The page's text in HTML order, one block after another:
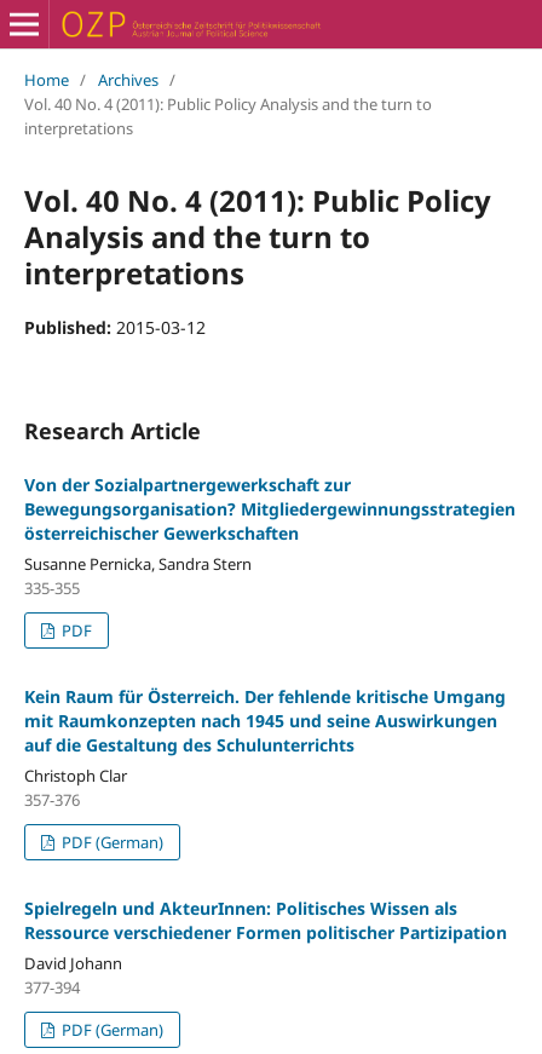
Home / Archives /
Vol. 40 No. 4 (2011): Public Policy Analysis and the turn to
interpretations
Vol. 40 No. 4 (2011): Public Policy
Analysis and the turn to
interpretations
Published: 2015-03-12
Research Article
Von der Sozialpartnergewerkschaft zur
Bewegungsorganisation? Mitgliedergewinnungsstrategien
österreichischer Gewerkschaften
Susanne Pernicka, Sandra Stern
335-355
PDF
Kein Raum für Österreich. Der fehlende kritische Umgang
mit Raumkonzepten nach 1945 und seine Auswirkungen
auf die Gestaltung des Schulunterrichts
Christoph Clar
357-376
PDF (German)
Spielregeln und AkteurInnen: Politisches Wissen als
Ressource verschiedener Formen politischer Partizipation
David Johann
377-394
PDF (German)